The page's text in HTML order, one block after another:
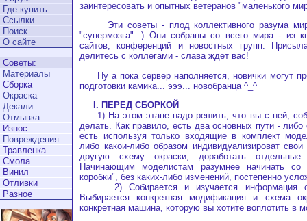
Где купить
Ссылки
Поиск
О сайте
Советы:
Материалы
Сборка
Окраска
Декали
Отмывка
Износ
Повреждения
Травленка
Смола
Винил
Отливки
Разное
заинтересовать и опытных ветеранов "маленького
Эти советы - плод коллективного разума
"супермозга" :) Они собраны со всего мира - из
сайтов, конференций и новостных групп.
делитесь с коллегами - слава ждет вас!
Ну а пока сервер наполняется, новички могут
подготовки камика... эээ... новобранца ^_^
I. ПЕРЕД СБОРКОЙ
1) На этом этапе надо решить, что вы с ней,
делать. Как правило, есть два основных пути - либо
есть используя только входящие в комплект
либо какои-либо образом индивидуализироват
другую схему окраски, доработать
Начинающим моделистам разумнее начинать
коробки", без каких-либо изменений, постепенно
2) Собирается и изучается информация о
Выбирается конкретная модификация и схема
конкретная машина, которую вы хотите воплотить в